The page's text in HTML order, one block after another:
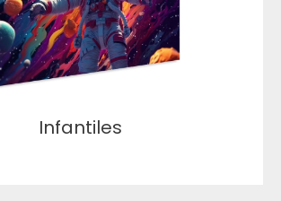
Infantiles